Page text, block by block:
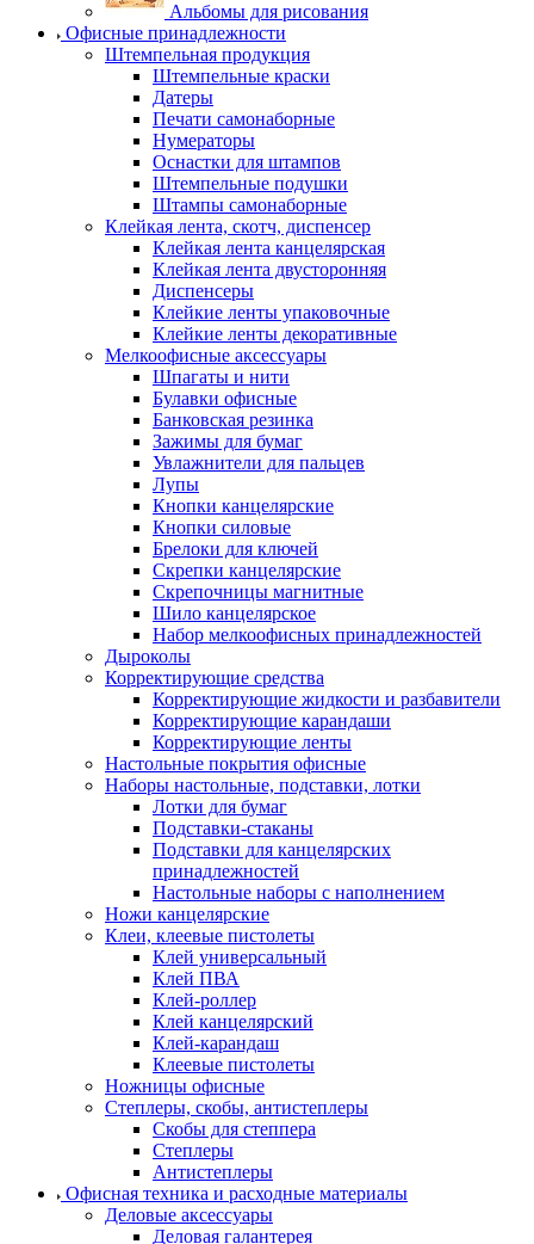
Альбомы для рисования
Офисные принадлежности
Штемпельная продукция
Штемпельные краски
Датеры
Печати самонаборные
Нумераторы
Оснастки для штампов
Штемпельные подушки
Штампы самонаборные
Клейкая лента, скотч, диспенсер
Клейкая лента канцелярская
Клейкая лента двусторонняя
Диспенсеры
Клейкие ленты упаковочные
Клейкие ленты декоративные
Мелкоофисные аксессуары
Шпагаты и нити
Булавки офисные
Банковская резинка
Зажимы для бумаг
Увлажнители для пальцев
Лупы
Кнопки канцелярские
Кнопки силовые
Брелоки для ключей
Скрепки канцелярские
Скрепочницы магнитные
Шило канцелярское
Набор мелкоофисных принадлежностей
Дыроколы
Корректирующие средства
Корректирующие жидкости и разбавители
Корректирующие карандаши
Корректирующие ленты
Настольные покрытия офисные
Наборы настольные, подставки, лотки
Лотки для бумаг
Подставки-стаканы
Подставки для канцелярских
принадлежностей
Настольные наборы с наполнением
Ножи канцелярские
Клеи, клеевые пистолеты
Клей универсальный
Клей ПВА
Клей-роллер
Клей канцелярский
Клей-карандаш
Клеевые пистолеты
Ножницы офисные
Степлеры, скобы, антистеплеры
Скобы для степпера
Степлеры
Антистеплеры
Офисная техника и расходные материалы
Деловые аксессуары
Деловая галантерея